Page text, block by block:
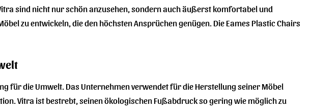
sind nicht nur schön anzusehen, sondern auch äußerst komfortabel und
zu entwickeln, die den höchsten Ansprüchen genügen. Die Eames Plastic Chairs
die Umwelt. Das Unternehmen verwendet für die Herstellung seiner Möbel
Vitra ist bestrebt, seinen ökologischen Fußabdruck so gering wie möglich zu